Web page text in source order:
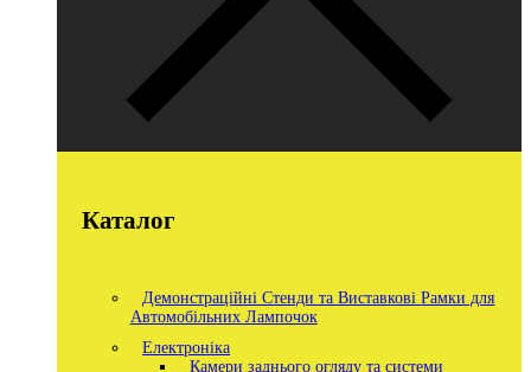
Каталог
Демонстраційні Стенди та Виставкові Рамки для
Автомобільних Лампочок
Електроніка
Камери заднього огляду та системи